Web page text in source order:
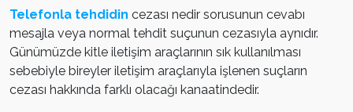
Telefonla tehdidin cezası nedir sorusunun cevabı
mesajla veya normal tehdit suçunun cezasıyla aynıdır.
Günümüzde kitle iletişim araçlarının sık kullanılması
sebebiyle bireyler iletişim araçlarıyla işlenen suçların
cezası hakkında farklı olacağı kanaatindedir.